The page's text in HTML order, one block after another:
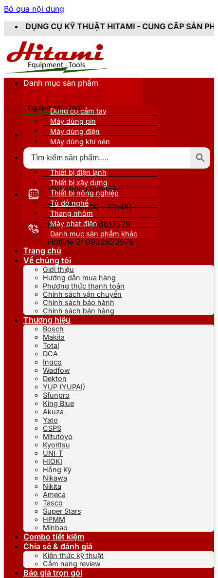
Bỏ qua nội dung
THUẬT HITAMI - CUNG CẤP SẢN PHẨM CHÍNH
Văn phòng làm việc:
T2 - T7 (8h00 - 17h45)
Hotline 1: 0866617579
Hotline 2: 0932623575
Danh mục sản phẩm
Dụng cụ cầm tay
Máy dùng pin
Máy dùng điện
Máy dùng khí nén
Thiết bị nâng đỡ
Thiết bị điện lạnh
Thiết bị xây dựng
Thiết bị nông nghiệp
Tủ đồ nghề
Thang nhôm
Máy phát điện
Danh mục sản phẩm khác
Trang chủ
Về chúng tôi
Giới thiệu
Hướng dẫn mua hàng
Phương thức thanh toán
Chính sách vận chuyển
Chính sách bảo hành
Chính sách bán hàng
Thương hiệu
Bosch
Makita
Total
DCA
Ingco
Wadfow
Dekton
YUP (YUPAI)
Sfunpro
King Blue
Akuza
Yato
CSPS
Mitutoyo
Kyoritsu
UNI-T
HIOKI
Hồng Ký
Nikawa
Nikita
Ameca
Tasco
Super Stars
HPMM
Minbao
Combo tiết kiệm
Chia sẻ & đánh giá
Kiến thức kỹ thuật
Cẩm nang review
Báo giá trọn gói